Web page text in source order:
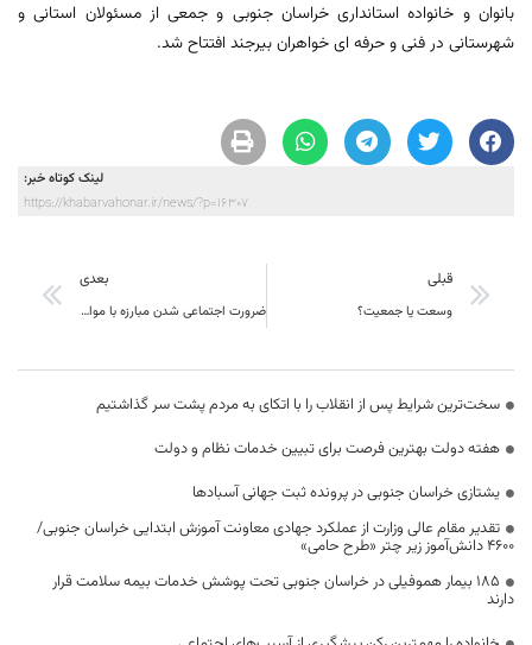
بانوان و خانواده استانداری خراسان جنوبی و جمعی از مسئولان استانی و
شهرستانی در فنی و حرفه ای خواهران بیرجند افتتاح شد.
لینک کوتاه خبر:
https://khabarvahonar.ir/news/?p=16307
قبلی
وسعت یا جمعیت؟
بعدی
ضرورت اجتماعی شدن مبارزه با مواد مخدر باید مورد تاکید قرار بگیرد
سخت‌ترین شرایط پس از انقلاب را با اتکای به مردم پشت سر گذاشتیم
هفته دولت بهترین فرصت برای تبیین خدمات نظام و دولت
یشتازی خراسان جنوبی در پرونده ثبت جهانی آسبادها
تقدیر مقام عالی وزارت از عملکرد جهادی معاونت آموزش ابتدایی خراسان جنوبی/
۴۶۰۰ دانش‌آموز زیر چتر «طرح حامی»
۱۸۵ بیمار هموفیلی در خراسان جنوبی تحت پوشش خدمات بیمه سلامت قرار
دارند